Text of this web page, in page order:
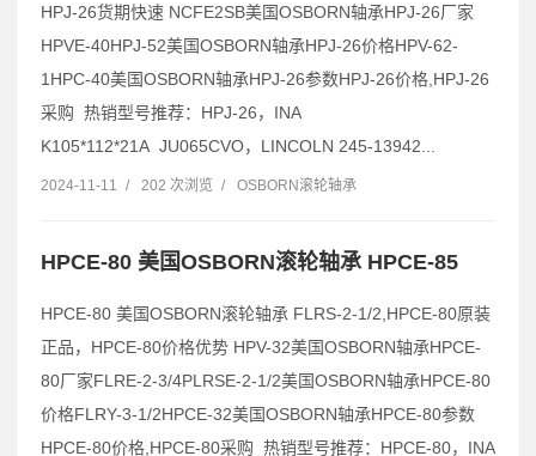
HPJ-26货期快速 NCFE2SB美国OSBORN轴承HPJ-26厂家
HPVE-40HPJ-52美国OSBORN轴承HPJ-26价格HPV-62-
1HPC-40美国OSBORN轴承HPJ-26参数HPJ-26价格,HPJ-26
采购 热销型号推荐：HPJ-26，INA
K105*112*21A JU065CVO，LINCOLN 245-13942...
2024-11-11 / 202 次浏览 / OSBORN滚轮轴承
HPCE-80 美国OSBORN滚轮轴承 HPCE-85
HPCE-80 美国OSBORN滚轮轴承 FLRS-2-1/2,HPCE-80原装
正品，HPCE-80价格优势 HPV-32美国OSBORN轴承HPCE-
80厂家FLRE-2-3/4PLRSE-2-1/2美国OSBORN轴承HPCE-80
价格FLRY-3-1/2HPCE-32美国OSBORN轴承HPCE-80参数
HPCE-80价格,HPCE-80采购 热销型号推荐：HPCE-80，INA